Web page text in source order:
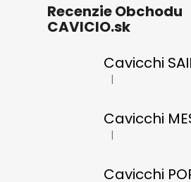
Recenzie Obchodu
CAVICIO.sk
Hodnotenie
|
Hodnotenie
|